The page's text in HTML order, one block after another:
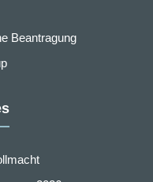
Beantragung